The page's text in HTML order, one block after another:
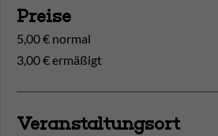
Preise
5,00 € normal
3,00 € ermäßigt
Veranstaltungsort